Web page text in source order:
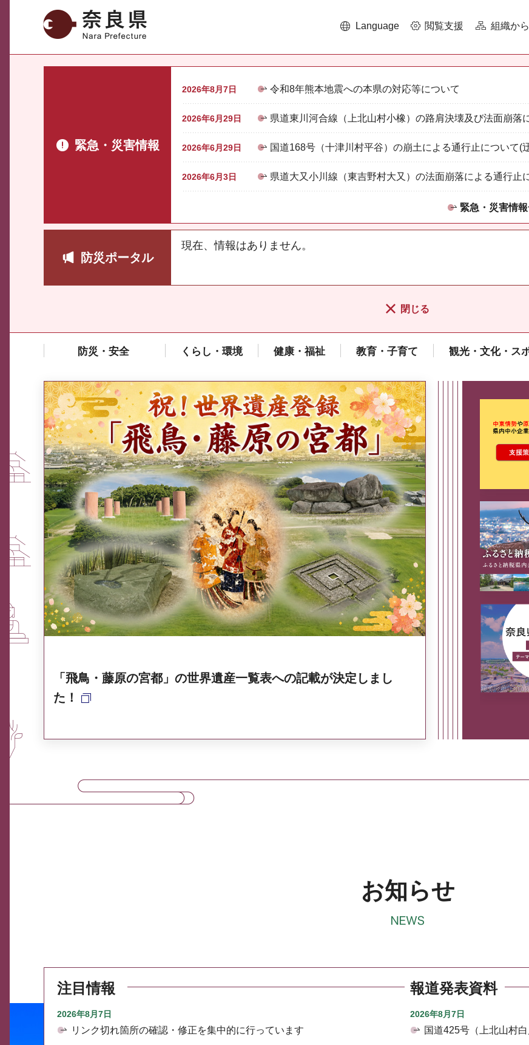
奈良県 Language 閲覧支援 組織か
緊急・災害情報
2026年8月7日 令和8年熊本地震への本県の対応等について
2026年6月29日 県道東川河合線（上北山村小橡）の路肩決壊及び法面崩落
2026年6月29日 国道168号（十津川村平谷）の崩土による通行止について(
2026年6月3日 県道大又小川線（東吉野村大又）の法面崩落による通行止
緊急・災害情
防災ポータル
現在、情報はありません。
閉じる
防災・安全 くらし・環境 健康・福祉 教育・子育て 観光・文化・ス
「飛鳥・藤原の宮都」の世界遺産一覧表への記載が決定しまし
た！
ここか
中東情勢や原油価格上昇の影響
を受ける中小企業向け相談窓口
について
ふるさと納税なら、奈良
県広報誌「県民だより奈良」
2026年8月号
奈良県政策集
お知らせ
注目情報
2026年8月7日
リンク切れ箇所の確認・修正を集中的に行っています
報道発表資料
2026年8月7日
国道425号（上北山村